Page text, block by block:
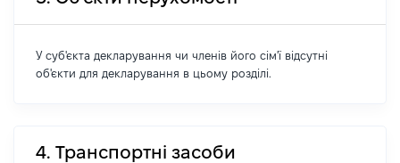
У суб'єкта декларування чи членів його сім'ї відсутні
об'єкти для декларування в цьому розділі.
4. Транспортні засоби